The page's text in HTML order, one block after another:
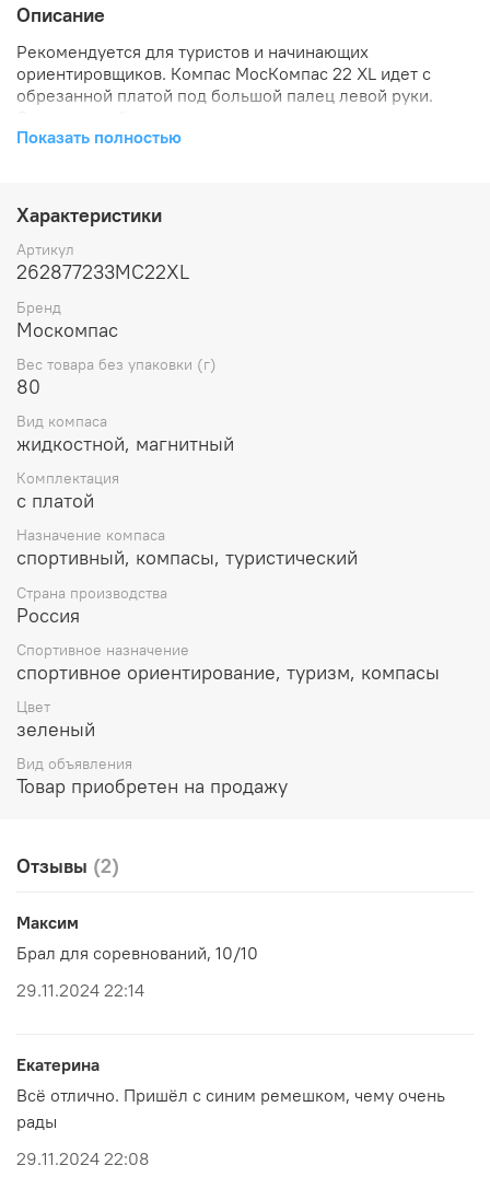
Описание
Рекомендуется для туристов и начинающих
ориентировщиков. Компас МосКомпас 22 XL идет с
обрезанной платой под большой палец левой руки.
фиксирует компас на пальце. Конструкция 22 XL
крепления лупы, с которой намного удобнее читать
карту. Время установки стрелки: быстрое. Стабильность
на бегу: нет. Магнит: сильный. Шкала: зеленая, цена
деления 2 град. ВНИМАНИЕ! цвет резинки не
колбе. Компас комплектуется произвольным цветом
резинки.
Показать полностью
Характеристики
Артикул
262877233MC22XL
Бренд
Москомпас
Вес товара без упаковки (г)
80
Вид компаса
жидкостной, магнитный
Комплектация
с платой
Назначение компаса
спортивный, компасы, туристический
Страна производства
Россия
Спортивное назначение
спортивное ориентирование, туризм, компасы
Цвет
зеленый
Вид объявления
Товар приобретен на продажу
Отзывы (2)
Максим
Брал для соревнований, 10/10
29.11.2024 22:14
Екатерина
Всё отлично. Пришёл с синим ремешком, чему очень
рады
29.11.2024 22:08